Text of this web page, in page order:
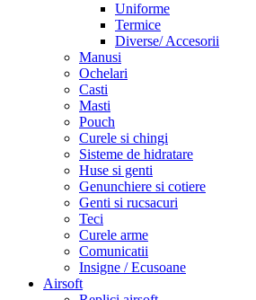
Uniforme
Termice
Diverse/ Accesorii
Manusi
Ochelari
Casti
Masti
Pouch
Curele si chingi
Sisteme de hidratare
Huse si genti
Genunchiere si cotiere
Genti si rucsacuri
Teci
Curele arme
Comunicatii
Insigne / Ecusoane
Airsoft